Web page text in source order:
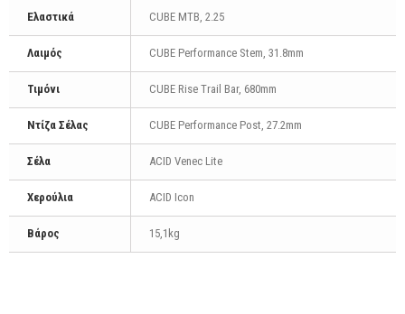
Ελαστικά CUBE MTB, 2.25
Λαιμός CUBE Performance Stem, 31.8mm
Τιμόνι CUBE Rise Trail Bar, 680mm
Ντίζα Σέλας CUBE Performance Post, 27.2mm
Σέλα ACID Venec Lite
Χερούλια ACID Icon
Βάρος 15,1kg